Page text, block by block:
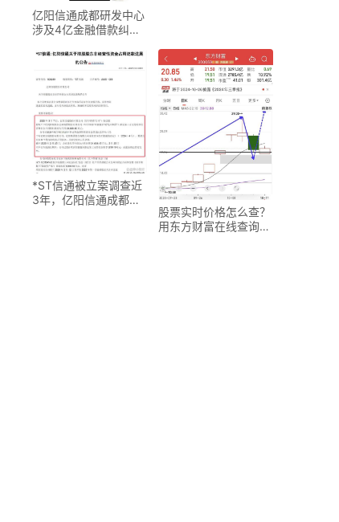
亿阳信通成都研发中心
涉及4亿金融借款纠纷
*ST信通被立案调查近
3年，亿阳信通成都研
股票实时价格怎么查？
用东方财富在线查询股